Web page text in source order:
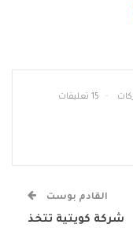
15 تعليقات
القادم بوست
شركة كويتية تتخذ